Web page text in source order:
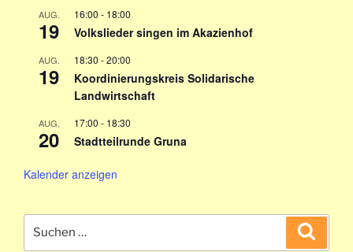
AUG.
19
16:00 - 18:00
Volkslieder singen im Akazienhof
AUG.
19
18:30 -20:00
Koordinierungskreis Solidarische
Landwirtschaft
AUG.
20
17:00 - 18:30
Stadtteilrunde Gruna
Kalender anzeigen
nach: